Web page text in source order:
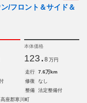
/フロント＆サイド＆
本体価格
123. 8 万円
走行
7.6万km
修復
なし
整備
法定整備付
座郡寒川町